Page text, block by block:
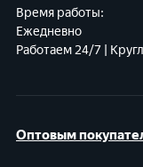
Оптовым
Время работы:
Ежедневно
Работаем 24/7 |